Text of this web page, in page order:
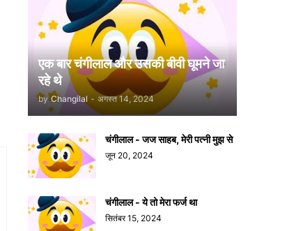
एक बार चंगीलाल और उसकी बीवी घूमने जा
रहे थे
by Changilal - अगस्त 14, 2024
चंगीलाल - जज साहब, मेरी पत्नी मुझ से
जून 20, 2024
चंगीलाल - ये तो मेरा फर्ज था
सितंबर 15, 2024